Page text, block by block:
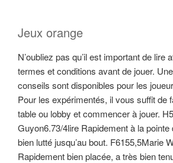
Jeux orange
N’oubliez pas qu’il est important de lire
termes et conditions avant de jouer.
conseils sont disponibles pour les
Pour les expérimentés, il vous suffit de
table ou lobby et commencer à jouer.
Guyon6.73/4lire Rapidement à la
bien lutté jusqu’au bout. F6155,5Marie
Rapidement bien placée, a très bien